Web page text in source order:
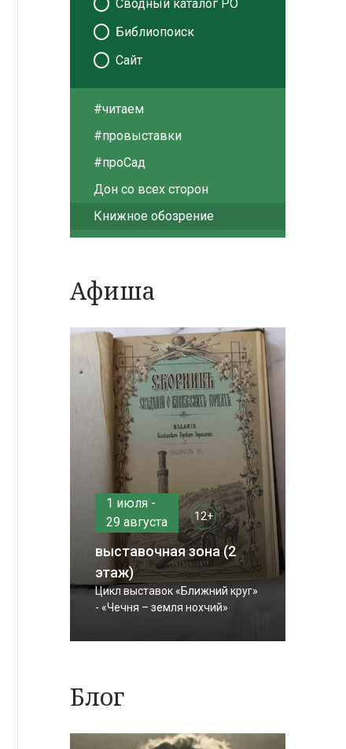
Сводный каталог РО
Библиопоиск
Сайт
#читаем
#провыставки
#проСад
Дон со всех сторон
Книжное обозрение
Афиша
1 июля -
29 августа
12+
выставочная зона (2
этаж)
Цикл выставок «Ближний круг»
- «Чечня – земля нохчий»
Блог